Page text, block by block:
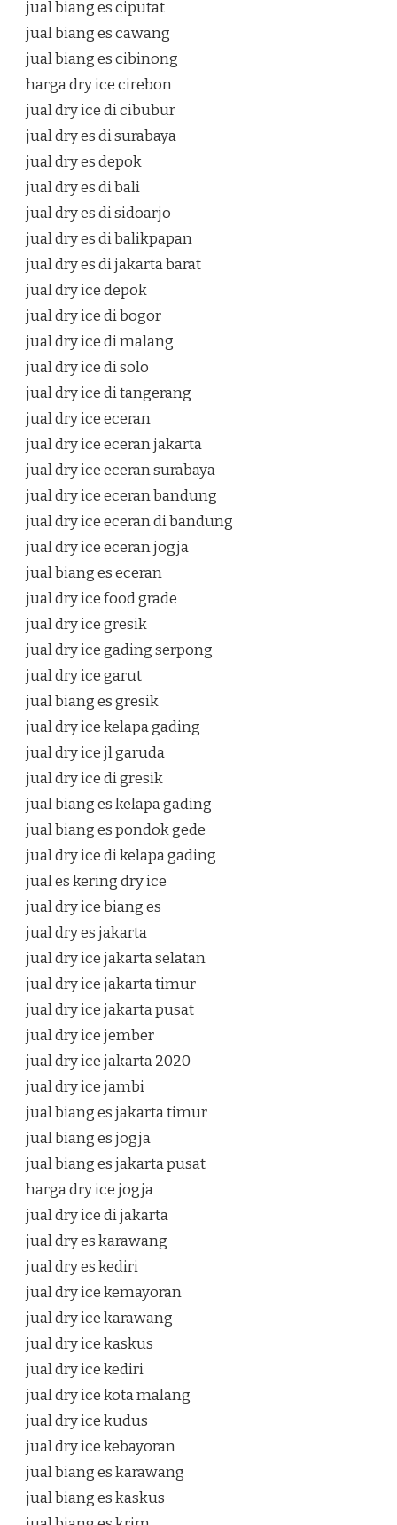
jual biang es ciputat
jual biang es cawang
jual biang es cibinong
harga dry ice cirebon
jual dry ice di cibubur
jual dry es di surabaya
jual dry es depok
jual dry es di bali
jual dry es di sidoarjo
jual dry es di balikpapan
jual dry es di jakarta barat
jual dry ice depok
jual dry ice di bogor
jual dry ice di malang
jual dry ice di solo
jual dry ice di tangerang
jual dry ice eceran
jual dry ice eceran jakarta
jual dry ice eceran surabaya
jual dry ice eceran bandung
jual dry ice eceran di bandung
jual dry ice eceran jogja
jual biang es eceran
jual dry ice food grade
jual dry ice gresik
jual dry ice gading serpong
jual dry ice garut
jual biang es gresik
jual dry ice kelapa gading
jual dry ice jl garuda
jual dry ice di gresik
jual biang es kelapa gading
jual biang es pondok gede
jual dry ice di kelapa gading
jual es kering dry ice
jual dry ice biang es
jual dry es jakarta
jual dry ice jakarta selatan
jual dry ice jakarta timur
jual dry ice jakarta pusat
jual dry ice jember
jual dry ice jakarta 2020
jual dry ice jambi
jual biang es jakarta timur
jual biang es jogja
jual biang es jakarta pusat
harga dry ice jogja
jual dry ice di jakarta
jual dry es karawang
jual dry es kediri
jual dry ice kemayoran
jual dry ice karawang
jual dry ice kaskus
jual dry ice kediri
jual dry ice kota malang
jual dry ice kudus
jual dry ice kebayoran
jual biang es karawang
jual biang es kaskus